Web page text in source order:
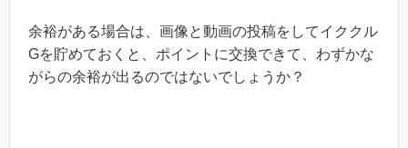
余裕がある場合は、画像と動画の投稿をしてイククル
Gを貯めておくと、ポイントに交換できて、わずかな
がらの余裕が出るのではないでしょうか？